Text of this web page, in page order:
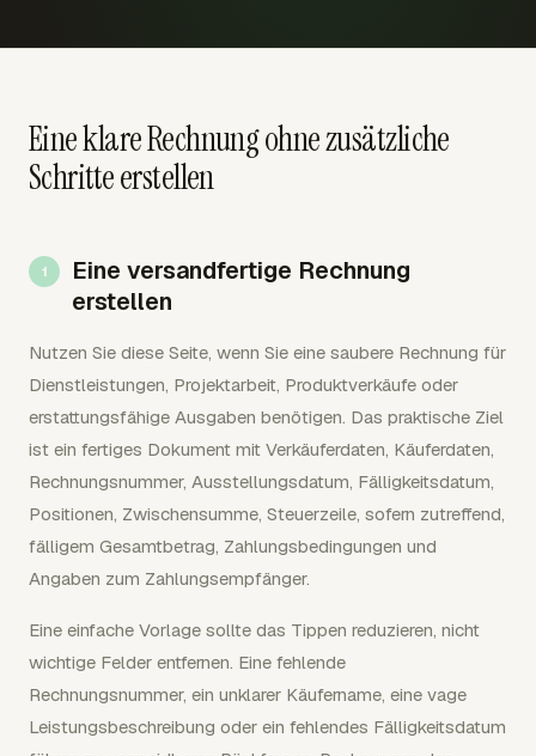
Eine klare Rechnung ohne zusätzliche
Schritte erstellen
Eine versandfertige Rechnung
erstellen
Nutzen Sie diese Seite, wenn Sie eine saubere Rechnung für
Dienstleistungen, Projektarbeit, Produktverkäufe oder
erstattungsfähige Ausgaben benötigen. Das praktische Ziel
ist ein fertiges Dokument mit Verkäuferdaten, Käuferdaten,
Rechnungsnummer, Ausstellungsdatum, Fälligkeitsdatum,
Positionen, Zwischensumme, Steuerzeile, sofern zutreffend,
fälligem Gesamtbetrag, Zahlungsbedingungen und
Angaben zum Zahlungsempfänger.
Eine einfache Vorlage sollte das Tippen reduzieren, nicht
wichtige Felder entfernen. Eine fehlende
Rechnungsnummer, ein unklarer Käufername, eine vage
Leistungsbeschreibung oder ein fehlendes Fälligkeitsdatum